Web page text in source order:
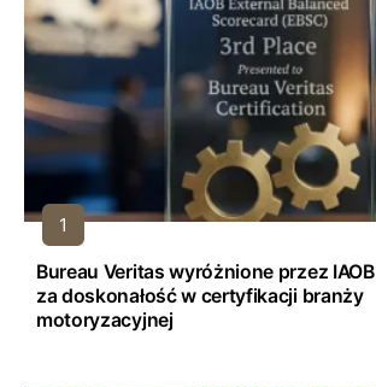
Bureau Veritas wyróżnione przez IAOB
za doskonałość w certyfikacji branży
motoryzacyjnej